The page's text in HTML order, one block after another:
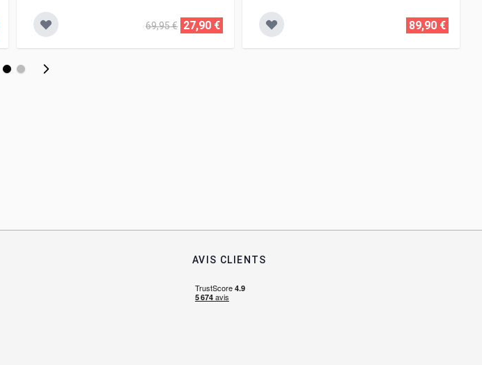
69,95 € 27,90 € 89,90 €
AVIS CLIENTS